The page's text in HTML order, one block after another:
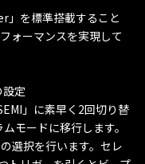
」を標準搭載すること
ォーマンスを実現して
定
」に素早く2回切り替
モードに移行します。
選択を行います。セレ